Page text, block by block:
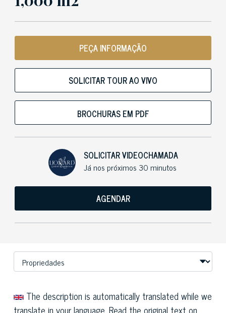
PEÇA INFORMAÇÃO
SOLICITAR TOUR AO VIVO
BROCHURAS EM PDF
SOLICITAR VIDEOCHAMADA
Já nos próximos 30 minutos
AGENDAR
The description is automatically translated while we
translate in your language. Read the original text on